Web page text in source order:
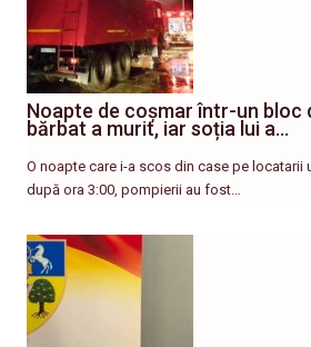
Noapte de coșmar într-un bloc
bărbat a murit, iar soția lui a…
O noapte care i-a scos din case pe locatarii
după ora 3:00, pompierii au fost…